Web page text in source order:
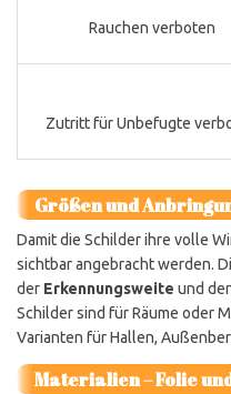
Rauchen verboten
Zutritt für Unbefugte
Größen und
Damit die Schilder ihre volle
sichtbar angebracht werden.
der Erkennungsweite und
Schilder sind für Räume oder
Varianten für Hallen,
Materialien – Folie